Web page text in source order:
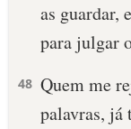
as guardar,
para julgar
48 Quem me
palavras, já